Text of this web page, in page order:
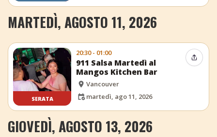
MARTEDÌ, AGOSTO 11, 2026
SERATA
20:30 - 01:00
911 Salsa Martedì al
Mangos Kitchen Bar
Vancouver
martedì, ago 11, 2026
GIOVEDÌ, AGOSTO 13, 2026